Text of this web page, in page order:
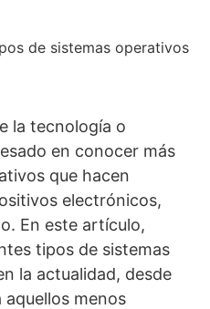
de sistemas operativos
la tecnología o
en conocer más
que hacen
electrónicos,
En este artículo,
tipos de sistemas
la actualidad, desde
aquellos menos